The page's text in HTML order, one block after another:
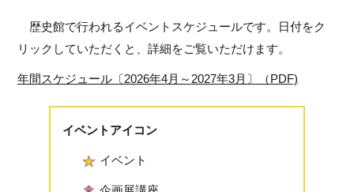
歴史館で行われるイベントスケジュールです。日付をク
リックしていただくと、詳細をご覧いただけます。
年間スケジュール〔2026年4月～2027年3月〕（PDF)
イベントアイコン
イベント